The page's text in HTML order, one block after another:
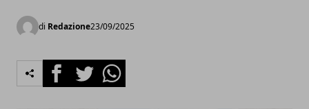
di Redazione23/09/2025
FacebookTwitterWhatsapp